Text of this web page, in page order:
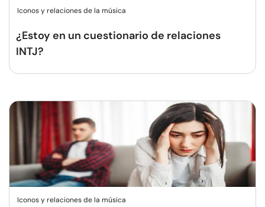
Iconos y relaciones de la música
¿Estoy en un cuestionario de relaciones
INTJ?
Iconos y relaciones de la música